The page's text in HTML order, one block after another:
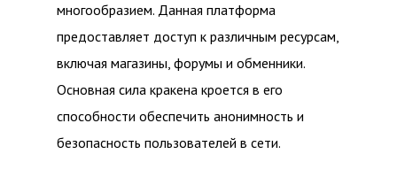
многообразием. Данная платформа
предоставляет доступ к различным ресурсам,
включая магазины, форумы и обменники.
Основная сила кракена кроется в его
способности обеспечить анонимность и
безопасность пользователей в сети.